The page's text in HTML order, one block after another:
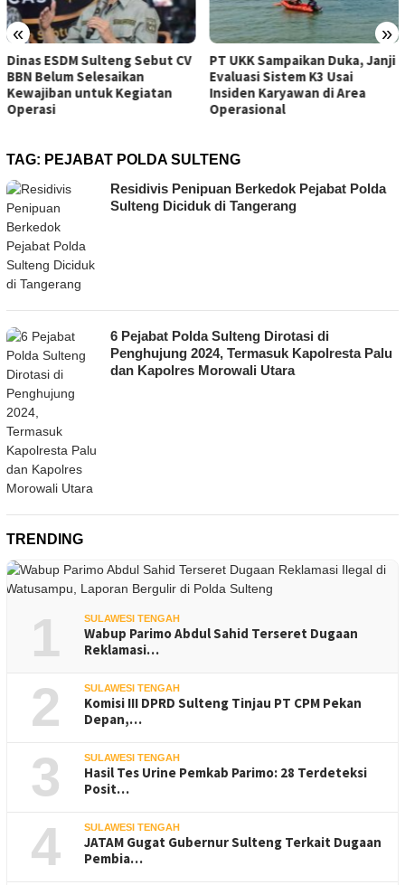
« »
ESDM Sulteng Sebut CV
Belum Selesaikan
untuk Kegiatan
PT UKK Sampaikan Duka, Janji
Evaluasi Sistem K3 Usai
Insiden Karyawan di Area
Operasional
TAG: PEJABAT POLDA SULTENG
Residivis Penipuan Berkedok Pejabat Polda
Sulteng Diciduk di Tangerang
6 Pejabat Polda Sulteng Dirotasi di
Penghujung 2024, Termasuk Kapolresta Palu
dan Kapolres Morowali Utara
TRENDING
1 SULAWESI TENGAH
Wabup Parimo Abdul Sahid Terseret Dugaan
Reklamasi…
2 SULAWESI TENGAH
Komisi III DPRD Sulteng Tinjau PT CPM Pekan
Depan,…
3 SULAWESI TENGAH
Hasil Tes Urine Pemkab Parimo: 28 Terdeteksi
Posit…
4 SULAWESI TENGAH
JATAM Gugat Gubernur Sulteng Terkait Dugaan
Pembia…